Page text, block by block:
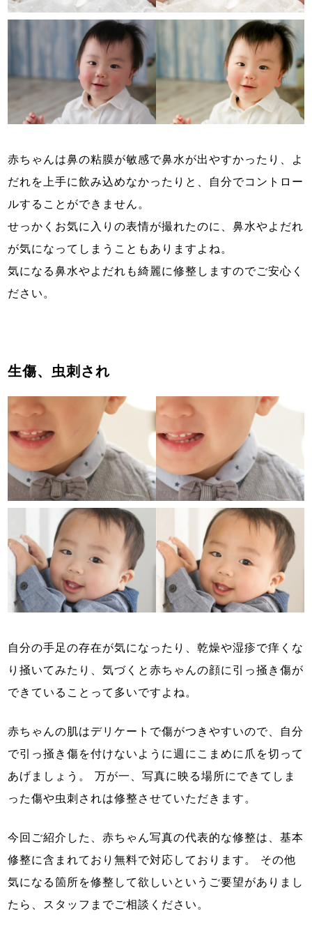
赤ちゃんは鼻の粘膜が敏感で鼻水が出やすかったり、よ
だれを上手に飲み込めなかったりと、自分でコントロー
ルすることができません。
せっかくお気に入りの表情が撮れたのに、鼻水やよだれ
が気になってしまうこともありますよね。
気になる鼻水やよだれも綺麗に修整しますのでご安心く
ださい。
生傷、虫刺され
自分の手足の存在が気になったり、乾燥や湿疹で痒くな
り掻いてみたり、気づくと赤ちゃんの顔に引っ掻き傷が
できていることって多いですよね。
赤ちゃんの肌はデリケートで傷がつきやすいので、自分
で引っ掻き傷を付けないように週にこまめに爪を切って
あげましょう。 万が一、写真に映る場所にできてしま
った傷や虫刺されは修整させていただきます。
今回ご紹介した、赤ちゃん写真の代表的な修整は、基本
修整に含まれており無料で対応しております。 その他
気になる箇所を修整して欲しいというご要望がありまし
たら、スタッフまでご相談ください。